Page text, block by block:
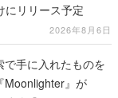
にリリース予定
2026年8月6日
で手に入れたものを
Moonlighter』が